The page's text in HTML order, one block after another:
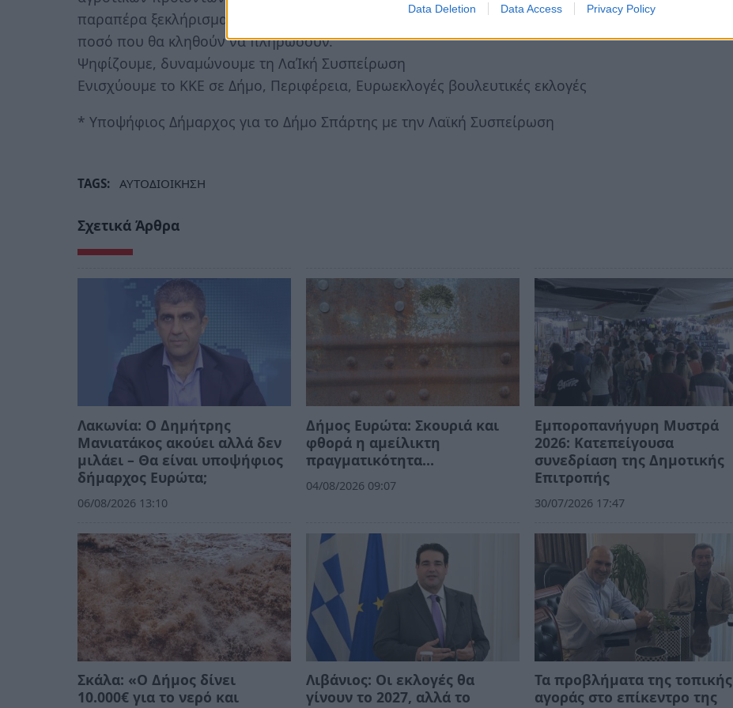
Data Deletion Data Access Privacy Policy
παραπέρα ξεκλήρισμα των μικρομεσαίων γεωργών και κτηνοτρόφων και όχι απλά στο
ποσό που θα κληθούν να πληρώσουν.
Ψηφίζουμε, δυναμώνουμε τη ΛαΊκή Συσπείρωση
Ενισχύουμε το ΚΚΕ σε Δήμο, Περιφέρεια, Ευρωεκλογές βουλευτικές εκλογές
* Υποψήφιος Δήμαρχος για το Δήμο Σπάρτης με την Λαϊκή Συσπείρωση
TAGS: ΑΥΤΟΔΙΟΙΚΗΣΗ
Σχετικά Άρθρα
Λακωνία: Ο Δημήτρης
Μανιατάκος ακούει αλλά δεν
μιλάει – Θα είναι υποψήφιος
δήμαρχος Ευρώτα;
06/08/2026 13:10
Δήμος Ευρώτα: Σκουριά και
φθορά η αμείλικτη
πραγματικότητα…
04/08/2026 09:07
Εμποροπανήγυρη Μυστρά
2026: Κατεπείγουσα
συνεδρίαση της Δημοτικής
Επιτροπής
30/07/2026 17:47
Σκάλα: «Ο Δήμος δίνει
10.000€ για το νερό και
Λιβάνιος: Οι εκλογές θα
γίνουν το 2027, αλλά το
Τα προβλήματα της τοπικής
αγοράς στο επίκεντρο της